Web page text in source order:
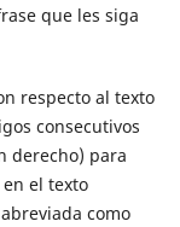
que les siga
respecto al texto
consecutivos
derecho) para
el texto
como